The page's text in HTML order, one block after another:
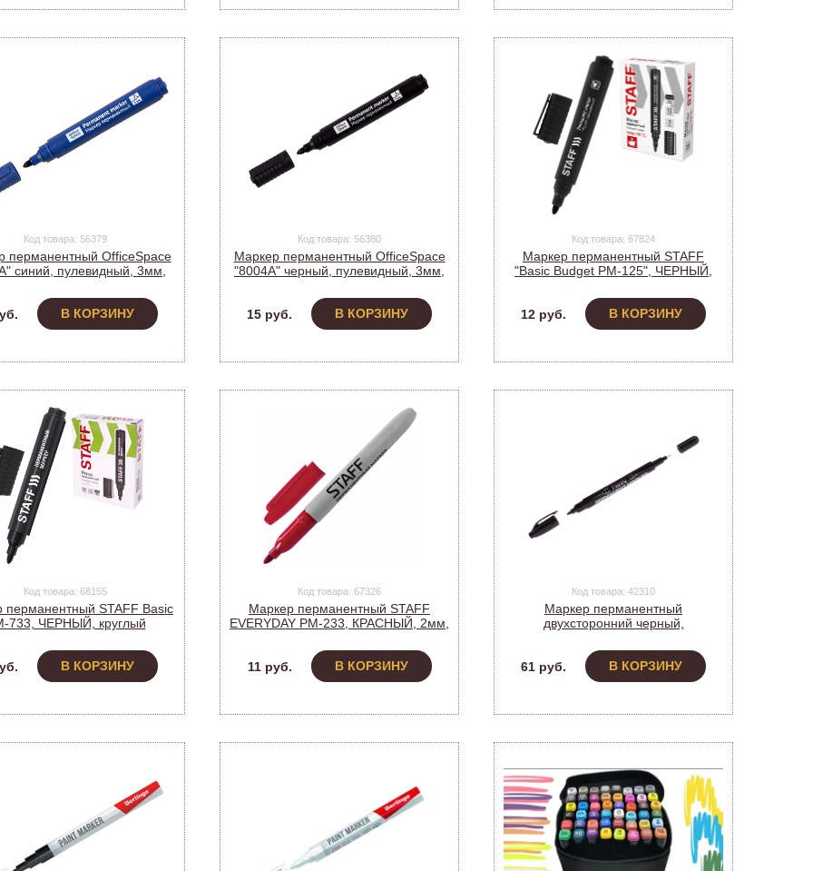
Код товара: 56379
перманентный OfficeSpace
синий, пулевидный, 3мм,
В КОРЗИНУ
Код товара: 56380
Маркер перманентный OfficeSpace
"8004А" черный, пулевидный, 3мм,
15 руб.
В КОРЗИНУ
Код товара: 67824
Маркер перманентный STAFF
"Basic Budget PM-125", ЧЕРНЫЙ,
12 руб.
В КОРЗИНУ
Код товара: 68155
перманентный STAFF Basic
733, ЧЕРНЫЙ, круглый
В КОРЗИНУ
Код товара: 67326
Маркер перманентный STAFF
EVERYDAY PM-233, КРАСНЫЙ, 2мм,
11 руб.
В КОРЗИНУ
Код товара: 42310
Маркер перманентный
двухсторонний черный,
BMd_07101 (219760) (1/10)
61 руб.
В КОРЗИНУ